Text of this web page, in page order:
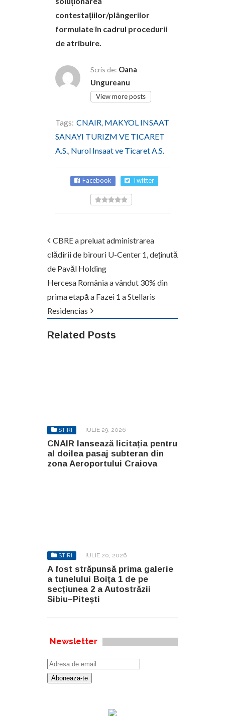
contestațiilor/plângerilor
formulate în cadrul procedurii
de atribuire.
Scris de: Oana
Ungureanu
View more posts
Tags: CNAIR, MAKYOL INSAAT
SANAYI TURIZM VE TICARET
A.S., Nurol Insaat ve Ticaret A.S.
Facebook Twitter
CBRE a preluat administrarea
clădirii de birouri U-Center 1, deținută
de Pavăl Holding
Hercesa România a vândut 30% din
prima etapă a Fazei 1 a Stellaris
Residencias
Related Posts
STIRI IULIE 29, 2026
CNAIR lansează licitația pentru
al doilea pasaj subteran din
zona Aeroportului Craiova
STIRI IULIE 20, 2026
A fost străpunsă prima galerie
a tunelului Boița 1 de pe
secțiunea 2 a Autostrăzii
Sibiu–Pitești
Newsletter